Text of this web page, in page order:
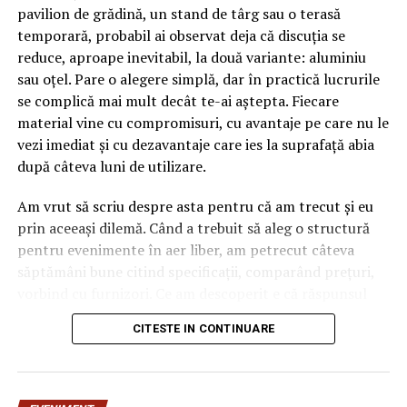
pavilion de grădină, un stand de târg sau o terasă
temporară, probabil ai observat deja că discuția se
reduce, aproape inevitabil, la două variante: aluminiu
sau oțel. Pare o alegere simplă, dar în practică lucrurile
se complică mai mult decât te-ai aștepta. Fiecare
material vine cu compromisuri, cu avantaje pe care nu le
vezi imediat și cu dezavantaje care ies la suprafață abia
după câteva luni de utilizare.
Am vrut să scriu despre asta pentru că am trecut și eu
prin aceeași dilemă. Când a trebuit să aleg o structură
pentru evenimente în aer liber, am petrecut câteva
săptămâni bune citind specificații, comparând prețuri,
„corect” depinde mult de context, de cât de des muți
pavilionul și de ce condiții meteo ai de înfruntat.
CITESTE IN CONTINUARE